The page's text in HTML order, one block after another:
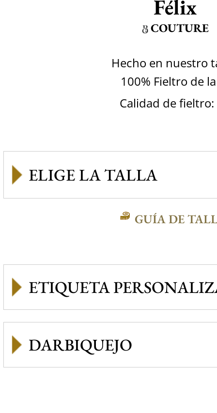
Félix
COUTURE
Hecho en nuestro
100% Fieltro de
Calidad de fieltro:
GUÍA DE
ETIQUETA
DARBIQUEJO